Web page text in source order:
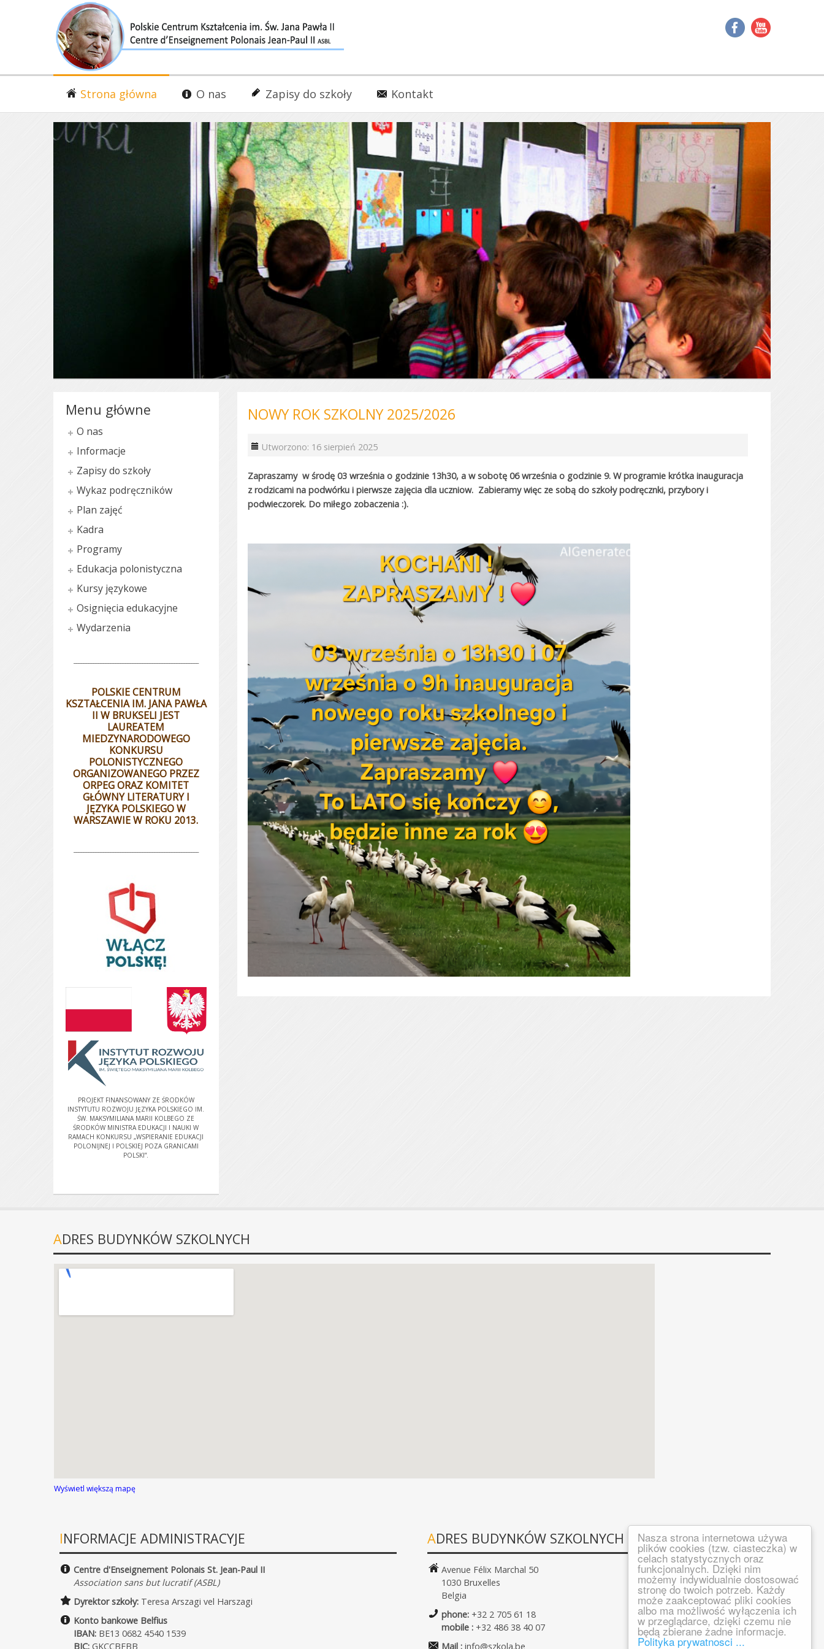
Nasza strona internetowa używa
plików cookies (tzw. ciasteczka) w
celach statystycznych oraz
funkcjonalnych. Dzięki nim
możemy indywidualnie dostosować
stronę do twoich potrzeb. Każdy
może zaakceptować pliki cookies
albo ma możliwość wyłączenia ich
w przeglądarce, dzięki czemu nie
będą zbierane żadne informacje.
Polityka prywatnosci ...
Strona główna O nas Zapisy do szkoły Kontakt
NOWY ROK SZKOLNY 2025/2026
Utworzono: 16 sierpień 2025
Zapraszamy w środę 03 września o godzinie 13h30, aw sobotę 06 września o godzinie 9. W programie krótka inauguracja
z rodzicami na podwórku i pierwsze zajęcia dla uczniow. Zabieramy więc ze sobą do szkoły podręcznki, przybory i
podwieczorek. Do miłego zobaczenia :).
Menu główne
O nas
Informacje
Zapisy do szkoły
Wykaz podręczników
Plan zajęć
Kadra
Programy
Edukacja polonistyczna
Kursy językowe
Osignięcia edukacyjne
Wydarzenia
POLSKIE CENTRUM
KSZTAŁCENIA IM. JANA PAWŁA
II W BRUKSELI JEST
LAUREATEM
MIEDZYNARODOWEGO
KONKURSU
POLONISTYCZNEGO
ORGANIZOWANEGO PRZEZ
ORPEG ORAZ KOMITET
GŁÓWNY LITERATURY I
JĘZYKA POLSKIEGO W
WARSZAWIE W ROKU 2013.
PROJEKT FINANSOWANY ZE ŚRODKÓW
INSTYTUTU ROZWOJU JĘZYKA POLSKIEGO IM.
ŚW. MAKSYMILIANA MARII KOLBEGO ZE
ŚRODKÓW MINISTRA EDUKACJI I NAUKI W
RAMACH KONKURSU „WSPIERANIE EDUKACJI
POLONIJNEJ I POLSKIEJ POZA GRANICAMI
POLSKI”.
ADRES BUDYNKÓW SZKOLNYCH
Wyświetl większą mapę
INFORMACJE ADMINISTRACYJE
Centre d'Enseignement Polonais St. Jean-Paul II
Association sans but lucratif (ASBL)
Dyrektor szkoły: Teresa Arszagi vel Harszagi
Konto bankowe Belfius
IBAN: BE13 0682 4540 1539
BIC: GKCCBEBB
ADRES BUDYNKÓW SZKOLNYCH
Avenue Félix Marchal 50
1030 Bruxelles
Belgia
phone: +32 2 705 61 18
mobile : +32 486 38 40 07
Mail : info@szkola.be